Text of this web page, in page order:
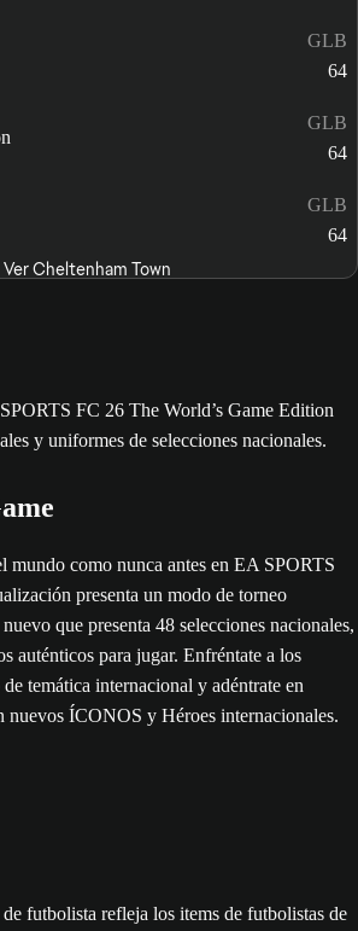
GLB
64
GLB
64
GLB
64
Ver Cheltenham Town
mundo como nunca antes en EA SPORTS
presenta un modo de torneo
que presenta 48 selecciones nacionales,
auténticos para jugar. Enfréntate a los
temática internacional y adéntrate en
nuevos ÍCONOS y Héroes internacionales.
futbolista refleja los items de futbolistas de